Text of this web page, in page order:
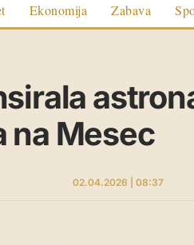
Ekonomija Zabava
na Mesec
02.04.2026 | 08:37